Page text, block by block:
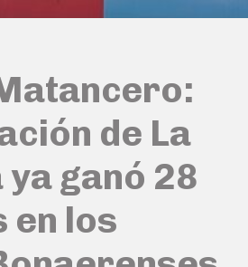
de La
ganó 28
en los